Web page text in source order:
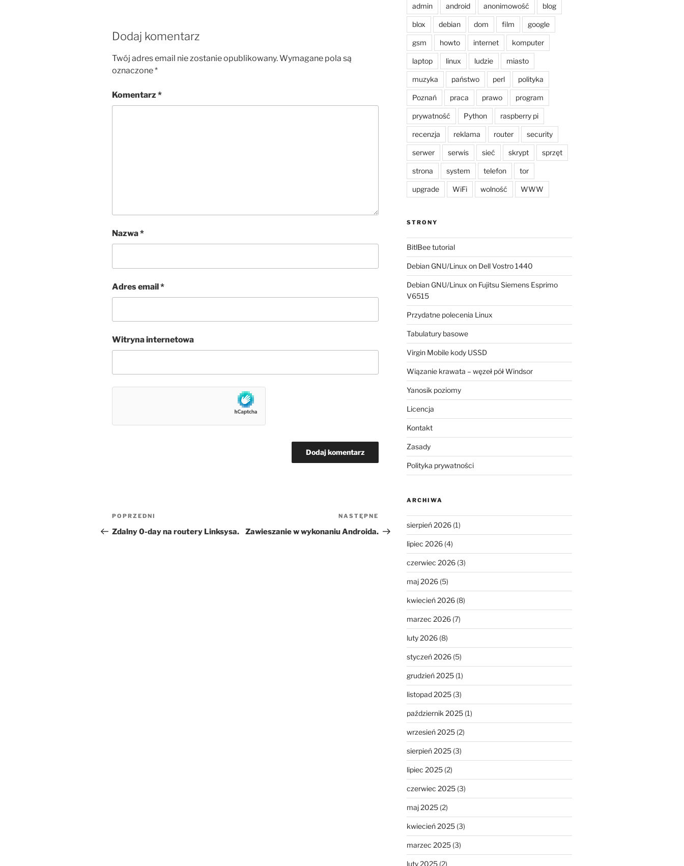
Dodaj komentarz
Twój adres email nie zostanie opublikowany.Wymagane pola są
oznaczone*
Komentarz *
Nazwa*
Adres email*
Witryna internetowa
Nawigacja
wpisu
Poprzedni
wpis
POPRZEDNI
Zdalny 0-day na routery Linksysa.
Następny
wpis
NASTĘPNE
Zawieszanie w wykonaniu Androida.
admin android anonimowość blog
blox debian dom film google
gsm howto internet komputer
laptop linux ludzie miasto
muzyka państwo perl polityka
Poznań praca prawo program
prywatność Python raspberry pi
recenzja reklama router security
serwer serwis sieć skrypt sprzęt
strona system telefon tor
upgrade WiFi wolność WWW
STRONY
BitlBee tutorial
Debian GNU/Linux on Dell Vostro 1440
Debian GNU/Linux on Fujitsu Siemens Esprimo
V6515
Przydatne polecenia Linux
Tabulatury basowe
Virgin Mobile kody USSD
Wiązanie krawata – węzeł pół Windsor
Yanosik poziomy
Licencja
Kontakt
Zasady
Polityka prywatności
ARCHIWA
sierpień 2026(1)
lipiec 2026(4)
czerwiec 2026(3)
maj 2026(5)
kwiecień 2026(8)
marzec 2026(7)
luty 2026(8)
styczeń 2026(5)
grudzień 2025(1)
listopad 2025(3)
październik 2025(1)
wrzesień 2025(2)
sierpień 2025(3)
lipiec 2025(2)
czerwiec 2025(3)
maj 2025(2)
kwiecień 2025(3)
marzec 2025(3)
luty 2025(2)